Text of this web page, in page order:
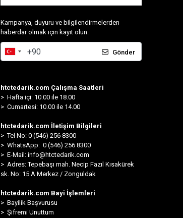
Kampanya, duyuru ve bilgilendirmelerden
haberdar olmak için kayıt olun.
Gönder
htctedarik.com Çalışma Saatleri
> Hafta içi: 10.00 ile 18.00
> Cumartesi: 10.00 ile 14.00
htctedarik.com İletişim Bilgileri
> Tel No: 0 (546) 256 8300
> WhatsApp: 0 (546) 256 8300
> E-Mail: info@htctedarik.com
> Adres: Tepebaşı mah. Necip Fazıl Kısakürek
sk. No: 15 A Merkez / Zonguldak
htctedarik.com Bayi İşlemleri
> Bayilik Başvurusu
> Şifremi Unuttum